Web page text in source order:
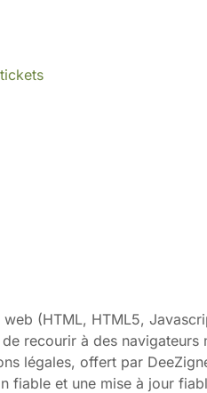
(HTML, HTML5,
recourir à des
légales, offert par
et une mise à jour